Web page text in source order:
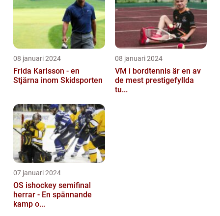
08 januari 2024
Frida Karlsson - en
Stjärna inom Skidsporten
08 januari 2024
VM i bordtennis är en av
de mest prestigefyllda
tu...
07 januari 2024
OS ishockey semifinal
herrar - En spännande
kamp o...